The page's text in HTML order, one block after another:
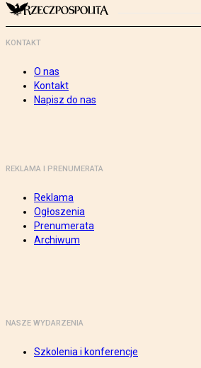
KONTAKT
O nas
Kontakt
Napisz do nas
REKLAMA I PRENUMERATA
Reklama
Ogłoszenia
Prenumerata
Archiwum
NASZE WYDARZENIA
Szkolenia i konferencje